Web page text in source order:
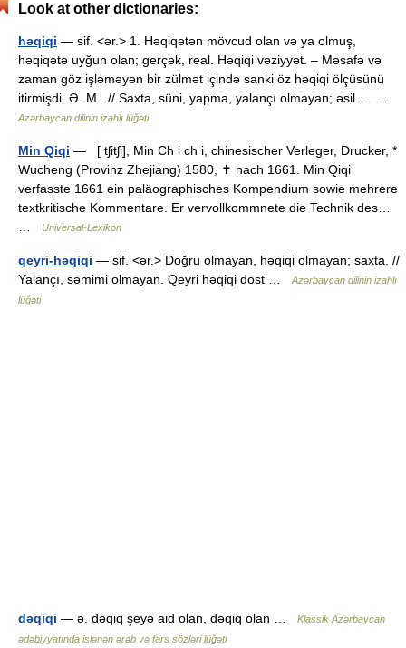
Look at other dictionaries:
həqiqi — sif. <ər.> 1. Həqiqətən mövcud olan və ya olmuş,
həqiqətə uyğun olan; gerçək, real. Həqiqi vəziyyət. – Məsafə və
zaman göz işləməyən bir zülmət içində sanki öz həqiqi ölçüsünü
itirmişdi. Ə. M.. // Saxta, süni, yapma, yalançı olmayan; əsil.… …
Azərbaycan dilinin izahlı lüğəti
Min Qiqi — [ tʃitʃi], Min Ch i ch i, chinesischer Verleger, Drucker, *
Wucheng (Provinz Zhejiang) 1580, ✝ nach 1661. Min Qiqi
verfasste 1661 ein paläographisches Kompendium sowie mehrere
textkritische Kommentare. Er vervollkommnete die Technik des…
Universal-Lexikon
qeyri-həqiqi — sif. <ər.> Doğru olmayan, həqiqi olmayan; saxta. //
Yalançı, səmimi olmayan. Qeyri həqiqi dost …
Azərbaycan dilinin izahlı
lüğəti
dəqiqi — ə. dəqiq şeyə aid olan, dəqiq olan …
Klassik Azərbaycan
ədəbiyyatında islənən ərəb və fars sözləri lüğəti